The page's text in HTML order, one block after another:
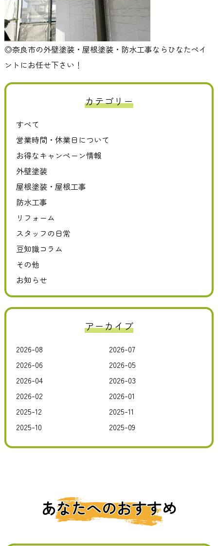
◎奈良市の外壁塗装・屋根塗装・防水工事ならひなたペイ
ントにお任せ下さい！
カテゴリー
すべて
営業時間・休業日について
お得なキャンペーン情報
外壁塗装
屋根塗装・屋根工事
防水工事
リフォーム
スタッフの日常
豆知識コラム
その他
お知らせ
アーカイブ
2026-08
2026-07
2026-06
2026-05
2026-04
2026-03
2026-02
2026-01
2025-12
2025-11
2025-10
2025-09
あなたへのおすすめ